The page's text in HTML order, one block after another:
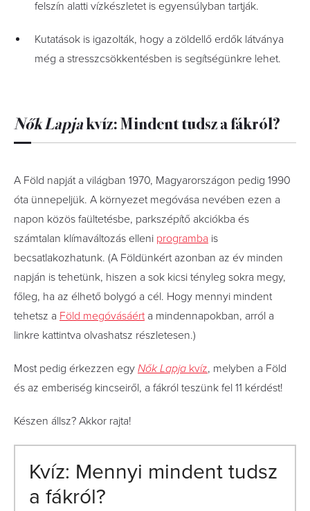
felszín alatti vízkészletet is egyensúlyban tartják.
Kutatások is igazolták, hogy a zöldellő erdők látványa
még a stresszcsökkentésben is segítségünkre lehet.
Nők Lapjakvíz: Mindent tudsz a fákról?
A Föld napját a világban 1970, Magyarországon pedig 1990
óta ünnepeljük. A környezet megóvása nevében ezen a
napon közös faültetésbe, parkszépítő akciókba és
számtalan klímaváltozás elleni programba is
becsatlakozhatunk. (A Földünkért azonban az év minden
napján is tehetünk, hiszen a sok kicsi tényleg sokra megy,
főleg, ha az élhető bolygó a cél. Hogy mennyi mindent
tehetsz a Föld megóvásáérta mindennapokban, arról a
linkre kattintva olvashatsz részletesen.)
Most pedig érkezzen egy Nők Lapja kvíz, melyben a Föld
és az emberiség kincseiről, a fákról teszünk fel 11 kérdést!
Készen állsz? Akkor rajta!
Kvíz: Mennyi mindent tudsz
a fákról?